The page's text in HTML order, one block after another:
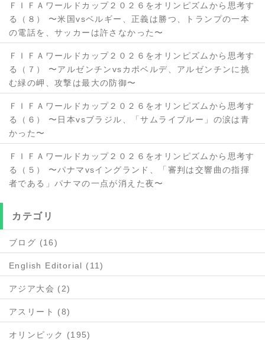
ＦＩＦＡワールドカップ２０２６をオリンピズムから思考す
る（８） 〜米国vsベルギー、正義は勝つ、トランプの一本
の電話を、サッカーは許さなかった〜
ＦＩＦＡワールドカップ２０２６をオリンピズムから思考す
る（７） 〜アルゼンチンvsカポベルデ、アルゼンチンに挑
む緑の岬、攻撃は最大の防御〜
ＦＩＦＡワールドカップ２０２６をオリンピズムから思考す
る（６） 〜日本vsブラジル、「サムライブルー」の涙は青
かった〜
ＦＩＦＡワールドカップ２０２６をオリンピズムから思考す
る（５） 〜パナマvsイングランド、「審判は交響曲の指揮
者である」パナマの一点が消えた夜〜
カテゴリ
ブログ (16)
English Editorial (11)
アジア大会 (2)
アスリート (8)
オリンピック (195)